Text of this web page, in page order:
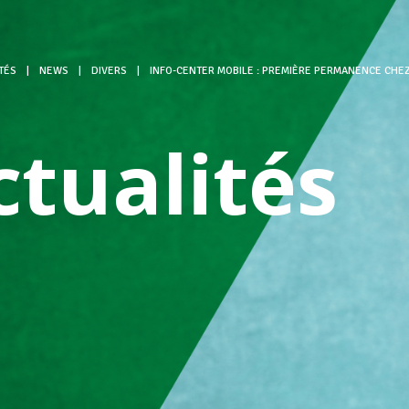
NEWS DIVERS INFO-CENTER MOBILE : PREMIÈRE PERMANENCE